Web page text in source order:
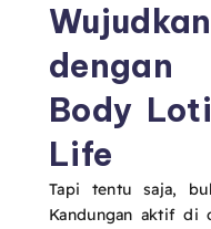
Body
Life
Tapi tentu saja,
Kandungan aktif di